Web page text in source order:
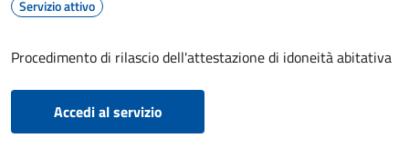
Servizio attivo
Procedimento di rilascio dell'attestazione di idoneità abitativa
Accedi al servizio